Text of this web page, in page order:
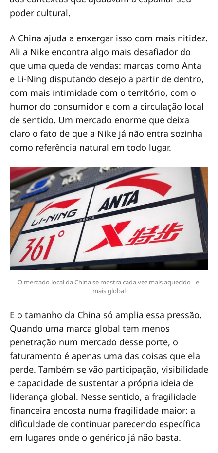
poder cultural.
A China ajuda a enxergar isso com mais nitidez.
Ali a Nike encontra algo mais desafiador do
que uma queda de vendas: marcas como Anta
e Li-Ning disputando desejo a partir de dentro,
com mais intimidade com o território, com o
humor do consumidor e com a circulação local
de sentido. Um mercado enorme que deixa
claro o fato de que a Nike já não entra sozinha
como referência natural em todo lugar.
O mercado local da China se mostra cada vez mais aquecido - e
mais global
E o tamanho da China só amplia essa pressão.
Quando uma marca global tem menos
penetração num mercado desse porte, o
faturamento é apenas uma das coisas que ela
perde. Também se vão participação, visibilidade
e capacidade de sustentar a própria ideia de
liderança global. Nesse sentido, a fragilidade
financeira encosta numa fragilidade maior: a
dificuldade de continuar parecendo específica
em lugares onde o genérico já não basta.